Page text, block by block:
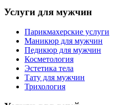
Услуги для мужчин
Парикмахерские услуги
Маникюр для мужчин
Педикюр для мужчин
Косметология
Эстетика тела
Тату для мужчин
Трихология